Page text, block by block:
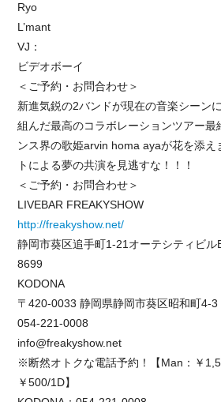
Ryo
L’mant
VJ：
ビデオボーイ
＜ご予約・お問合わせ＞
新進気鋭の2バンドが現在の音楽シーン
組んだ最高のコラボレーションツアー
ンス界の歌姫arvin homa ayaが花を添え
トによる夢の共演を見逃すな！！！
＜ご予約・お問合わせ＞
LIVEBAR FREAKYSHOW
http://freakyshow.net/
静岡市葵区追手町1-21オーテシティビ
8699
KODONA
〒420-0033 静岡県静岡市葵区昭和町4-3
054-221-0008
info@freakyshow.net
※断然オトクな電話予約！【Man：￥
￥500/1D】